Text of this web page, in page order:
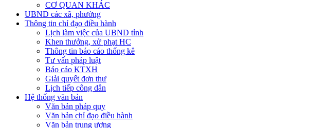
CƠ QUAN KHÁC
UBND các xã, phường
Thông tin chỉ đạo điều hành
Lịch làm việc của UBND tỉnh
Khen thưởng, xử phạt HC
Thông tin báo cáo thống kê
Tư vấn pháp luật
Báo cáo KTXH
Giải quyết đơn thư
Lịch tiếp công dân
Hệ thống văn bản
Văn bản pháp quy
Văn bản chỉ đạo điều hành
Văn bản trung ương